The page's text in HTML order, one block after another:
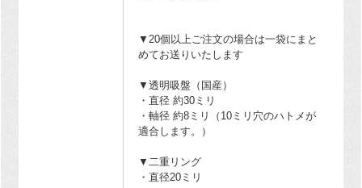
▼20個以上ご注文の場合は一袋にまと
めてお送りいたします
▼透明吸盤（国産）
・直径 約30ミリ
・軸径 約8ミリ（10ミリ穴のハトメが
適合します。）
▼二重リング
・直径20ミリ